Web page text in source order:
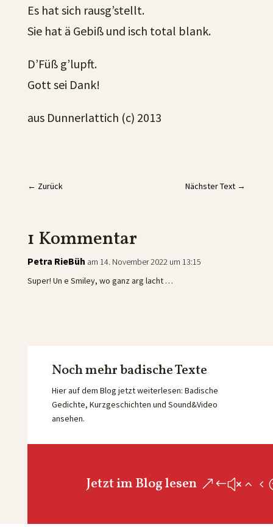
Es hat sich rausg’stellt.
Sie hat ä Gebiß und isch total blank.
D’Füß g’lupft.
Gott sei Dank!
aus Dunnerlattich (c) 2013
← Zurück Nächster Text →
1 Kommentar
Petra RieBüh am 14. November 2022 um 13:15
Super! Un e Smiley, wo ganz arg lacht …
Noch mehr badische Texte
Hier auf dem Blog jetzt weiterlesen: Badische
Gedichte, Kurzgeschichten und Sound&Video
ansehen.
Jetzt im Blog lesen